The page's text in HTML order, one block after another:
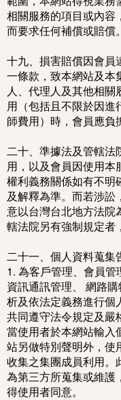
相關服務的項目或內容
而要求任何補償或賠償。
十九、損害賠償因會員
一條款，致本網站及本
人、代理人及其他相
用（包括且不限於因
師費用）時，會員應負
二十、準據法及管轄法
用，以及會員因使用本
權利義務關係如有不明
及解釋為準。而若涉訟
意以台灣台北地方法院
轄法院另有強制規定者
二十一、個人資料蒐集
1. 為客戶管理、會員管
資訊通訊管理、 網路
析及依法定義務進行個
共同遵守法令規定及嚴
當使用者於本網站輸入
站另做特別聲明外，使
收集之集團成員利用。
為第三方所蒐集或維護
得使用者同意。